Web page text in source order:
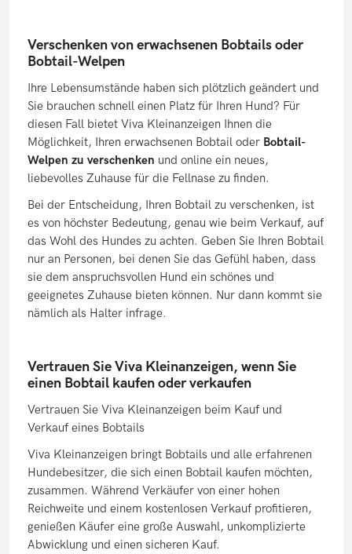
Verschenken von erwachsenen Bobtails oder
Bobtail-Welpen
Ihre Lebensumstände haben sich plötzlich geändert und
Sie brauchen schnell einen Platz für Ihren Hund? Für
diesen Fall bietet Viva Kleinanzeigen Ihnen die
Möglichkeit, Ihren erwachsenen Bobtail oder Bobtail-
Welpen zu verschenken und online ein neues,
liebevolles Zuhause für die Fellnase zu finden.
Bei der Entscheidung, Ihren Bobtail zu verschenken, ist
es von höchster Bedeutung, genau wie beim Verkauf, auf
das Wohl des Hundes zu achten. Geben Sie Ihren Bobtail
nur an Personen, bei denen Sie das Gefühl haben, dass
sie dem anspruchsvollen Hund ein schönes und
geeignetes Zuhause bieten können. Nur dann kommt sie
nämlich als Halter infrage.
Vertrauen Sie Viva Kleinanzeigen, wenn Sie
einen Bobtail kaufen oder verkaufen
Vertrauen Sie Viva Kleinanzeigen beim Kauf und
Verkauf eines Bobtails
Viva Kleinanzeigen bringt Bobtails und alle erfahrenen
Hundebesitzer, die sich einen Bobtail kaufen möchten,
zusammen. Während Verkäufer von einer hohen
Reichweite und einem kostenlosen Verkauf profitieren,
genießen Käufer eine große Auswahl, unkomplizierte
Abwicklung und einen sicheren Kauf.